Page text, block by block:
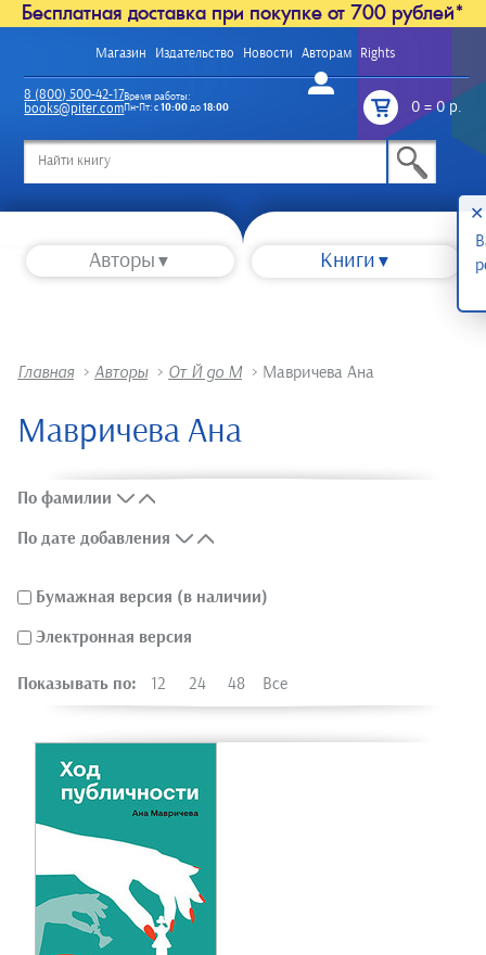
Бесплатная доставка при покупке от 700 рублей*
Магазин Издательство Новости Авторам Rights
Войти
0=0 р.
8 (800) 500-42-17
books@piter.com
Время работы:
Пн-Пт: с10:00до18:00
Авторы Книги
Главная > Авторы > От Й до М > Мавричева Ана
Мавричева Ана
По фамилии
По дате добавления
Бумажная версия (в наличии)
Электронная версия
Показывать по: 12 24 48 Все
✕